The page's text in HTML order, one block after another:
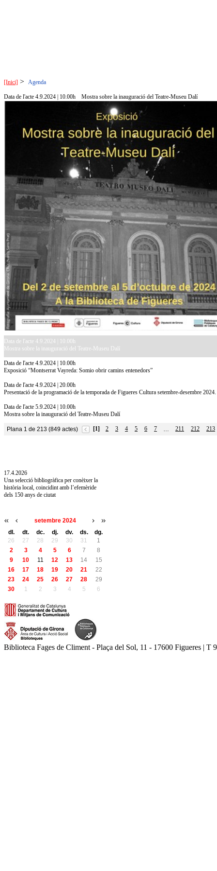
[Inici] > Agenda
Data de l'acte 4.9.2024 | 10.00h Mostra sobre la inauguració del Teatre-Museu Dalí
Data de l'acte 4.9.2024 | 10.00h
Mostra sobre la inauguració del Teatre-Museu Dalí
Data de l'acte 4.9.2024 | 10.00h
Exposició “Montserrat Vayreda: Somio obrir camins entenedors”
Data de l'acte 4.9.2024 | 20.00h
Presentació de la programació de la temporada de Figueres Cultura setembre-desembre 2024.
Data de l'acte 5.9.2024 | 10.00h
Mostra sobre la inauguració del Teatre-Museu Dalí
Plana 1 de 213 (849 actes) [1] 2 3 4 5 6 7 … 211 212
213
17.4.2026
Una selecció bibliogràfica per conèixer la
història local, coincidint amb l’efemèride
dels 150 anys de ciutat
setembre 2024
dl.
dt. dc. dj. dv. ds.
dg.
26
27 28 29 30 31
1
2
3 4 5 6 7
8
9
10 11 12 13 14
15
16
17 18 19 20 21
22
23
24 25 26 27 28
29
30
1 2 3 4 5 6
Biblioteca Fages de Climent - Plaça del Sol, 11 - 17600 Figueres |